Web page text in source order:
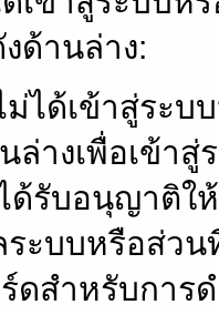
ด้านล่าง:
ได้เข้าสู่ระบ
ล่างเพื่อเข้า
ด้รับอนุญาติใ
ระบบหรือส่ว
ดสำหรับการ